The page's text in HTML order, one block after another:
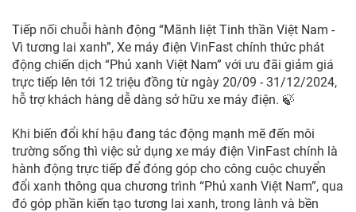
Tiếp nối chuỗi hành động “Mãnh liệt Tinh thần Việt Nam -
Vì tương lai xanh”, Xe máy điện VinFast chính thức phát
động chiến dịch “Phủ xanh Việt Nam” với ưu đãi giảm giá
trực tiếp lên tới 12 triệu đồng từ ngày 20/09 - 31/12/2024,
hỗ trợ khách hàng dễ dàng sở hữu xe máy điện. 🍃
Khi biến đổi khí hậu đang tác động mạnh mẽ đến môi
trường sống thì việc sử dụng xe máy điện VinFast chính là
hành động trực tiếp để đóng góp cho công cuộc chuyển
đổi xanh thông qua chương trình “Phủ xanh Việt Nam”, qua
đó góp phần kiến tạo tương lai xanh, trong lành và bền